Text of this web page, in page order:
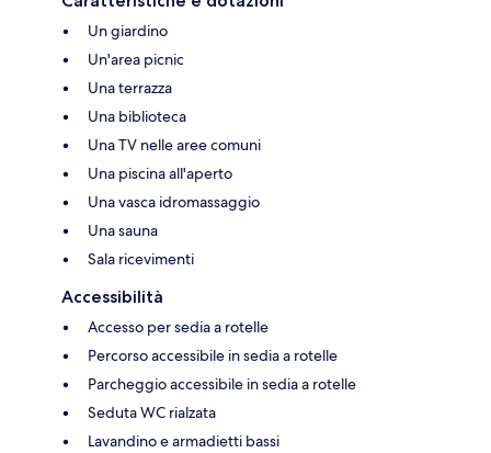
Un giardino
Un'area picnic
Una terrazza
Una biblioteca
Una TV nelle aree comuni
Una piscina all'aperto
Una vasca idromassaggio
Una sauna
Sala ricevimenti
Accessibilità
Accesso per sedia a rotelle
Percorso accessibile in sedia a rotelle
Parcheggio accessibile in sedia a rotelle
Seduta WC rialzata
Lavandino e armadietti bassi